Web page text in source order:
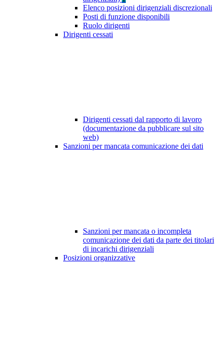
Elenco posizioni dirigenziali discrezionali
Posti di funzione disponibili
Ruolo dirigenti
Dirigenti cessati
Dirigenti cessati dal rapporto di lavoro
(documentazione da pubblicare sul sito
web)
Sanzioni per mancata comunicazione dei dati
Sanzioni per mancata o incompleta
comunicazione dei dati da parte dei titolari
di incarichi dirigenziali
Posizioni organizzative